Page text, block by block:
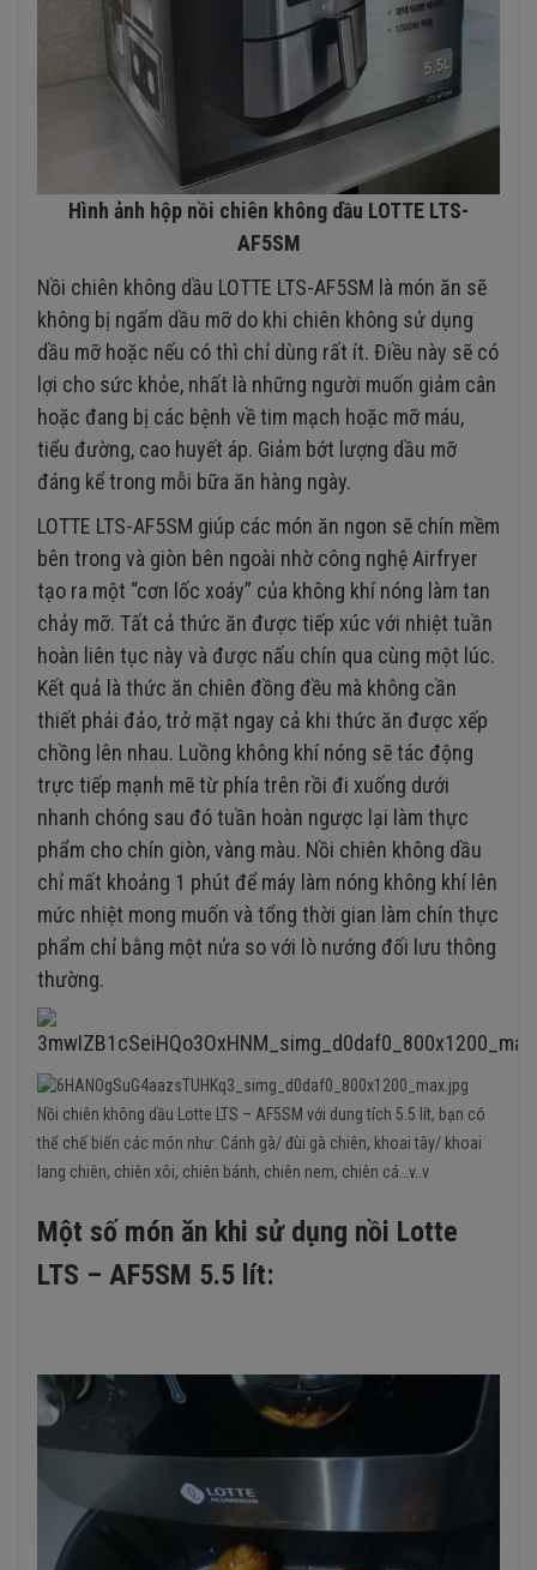
Hình ảnh hộp nồi chiên không dầu LOTTE LTS-
AF5SM
Nồi chiên không dầu LOTTE LTS-AF5SM là món ăn sẽ
không bị ngấm dầu mỡ do khi chiên không sử dụng
dầu mỡ hoặc nếu có thì chỉ dùng rất ít. Điều này sẽ có
lợi cho sức khỏe, nhất là những người muốn giảm cân
hoặc đang bị các bệnh về tim mạch hoặc mỡ máu,
tiểu đường, cao huyết áp. Giảm bớt lượng dầu mỡ
đáng kể trong mỗi bữa ăn hàng ngày.
LOTTE LTS-AF5SM giúp các món ăn ngon sẽ chín mềm
bên trong và giòn bên ngoài nhờ công nghệ Airfryer
tạo ra một “cơn lốc xoáy” của không khí nóng làm tan
chảy mỡ. Tất cả thức ăn được tiếp xúc với nhiệt tuần
hoàn liên tục này và được nấu chín qua cùng một lúc.
Kết quả là thức ăn chiên đồng đều mà không cần
thiết phải đảo, trở mặt ngay cả khi thức ăn được xếp
chồng lên nhau. Luồng không khí nóng sẽ tác động
trực tiếp mạnh mẽ từ phía trên rồi đi xuống dưới
nhanh chóng sau đó tuần hoàn ngược lại làm thực
phẩm cho chín giòn, vàng màu. Nồi chiên không dầu
chỉ mất khoảng 1 phút để máy làm nóng không khí lên
mức nhiệt mong muốn và tổng thời gian làm chín thực
phẩm chỉ bằng một nửa so với lò nướng đối lưu thông
thường.
Nồi chiên không dầu Lotte LTS – AF5SM với dung tích 5.5 lít, bạn có
thể chế biến các món như: Cánh gà/ đùi gà chiên, khoai tây/ khoai
lang chiên, chiên xôi, chiên bánh, chiên nem, chiên cá…v..v
Một số món ăn khi sử dụng nồi Lotte
LTS – AF5SM 5.5 lít: